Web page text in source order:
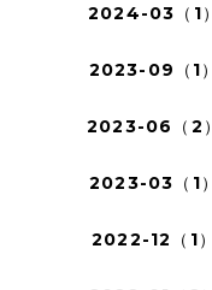
2024-03（1）
2023-09（1）
2023-06（2）
2023-03（1）
2022-12（1）